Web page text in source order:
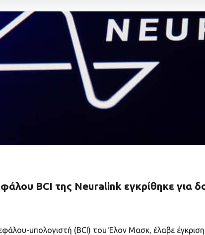
BCI της Neuralink εγκρίθηκε για
υπολογιστή (BCI) του Έλον Μασκ, έλαβε